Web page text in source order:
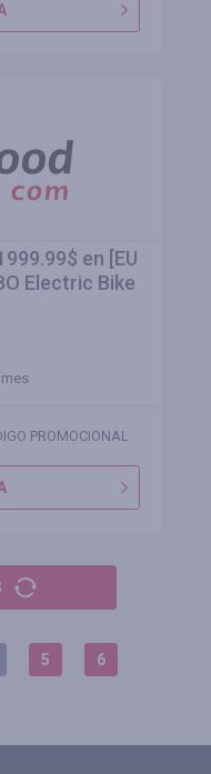
en [EU
Electric Bike
PROMOCIONAL
5 6